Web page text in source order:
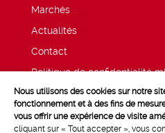
Marchés
Actualités
Contact
Politique de confidentialité
Mentions légales
Nous utilisons des cookies sur notre
fonctionnement et à des fins de
vous offrir une expérience de visite
cliquant sur « Tout accepter », vous